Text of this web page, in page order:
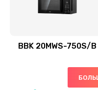
BBK 20MWS-750S/B